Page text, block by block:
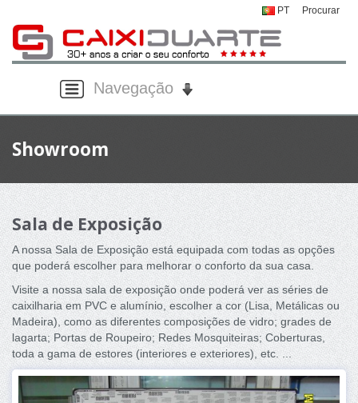
PT Procurar
Navegação
Showroom
Sala de Exposição
A nossa Sala de Exposição está equipada com todas as opções
que poderá escolher para melhorar o conforto da sua casa.
Visite a nossa sala de exposição onde poderá ver as séries de
caixilharia em PVC e alumínio, escolher a cor (Lisa, Metálicas ou
Madeira), como as diferentes composições de vidro; grades de
lagarta; Portas de Roupeiro; Redes Mosquiteiras; Coberturas,
toda a gama de estores (interiores e exteriores), etc. ...